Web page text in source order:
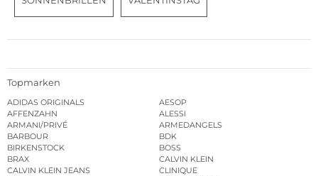
Topmarken
ADIDAS ORIGINALS
AESOP
AFFENZAHN
ALESSI
ARMANI/PRIVÉ
ARMEDANGELS
BARBOUR
BDK
BIRKENSTOCK
BOSS
BRAX
CALVIN KLEIN
CALVIN KLEIN JEANS
CLINIQUE